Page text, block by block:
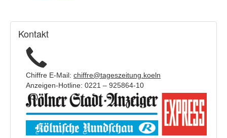
Kontakt
Chiffre E-Mail: chiffre@tageszeitung.koeln
Anzeigen-Hotline: 0221 – 925864-10